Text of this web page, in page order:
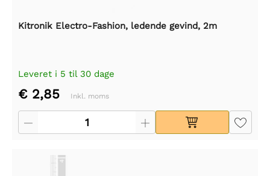
Kitronik Electro-Fashion, ledende gevind, 2m
Leveret i 5 til 30 dage
€ 2,85 Inkl. moms